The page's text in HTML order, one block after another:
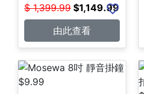
$ 1,399.99 $1,149.99
由此查看